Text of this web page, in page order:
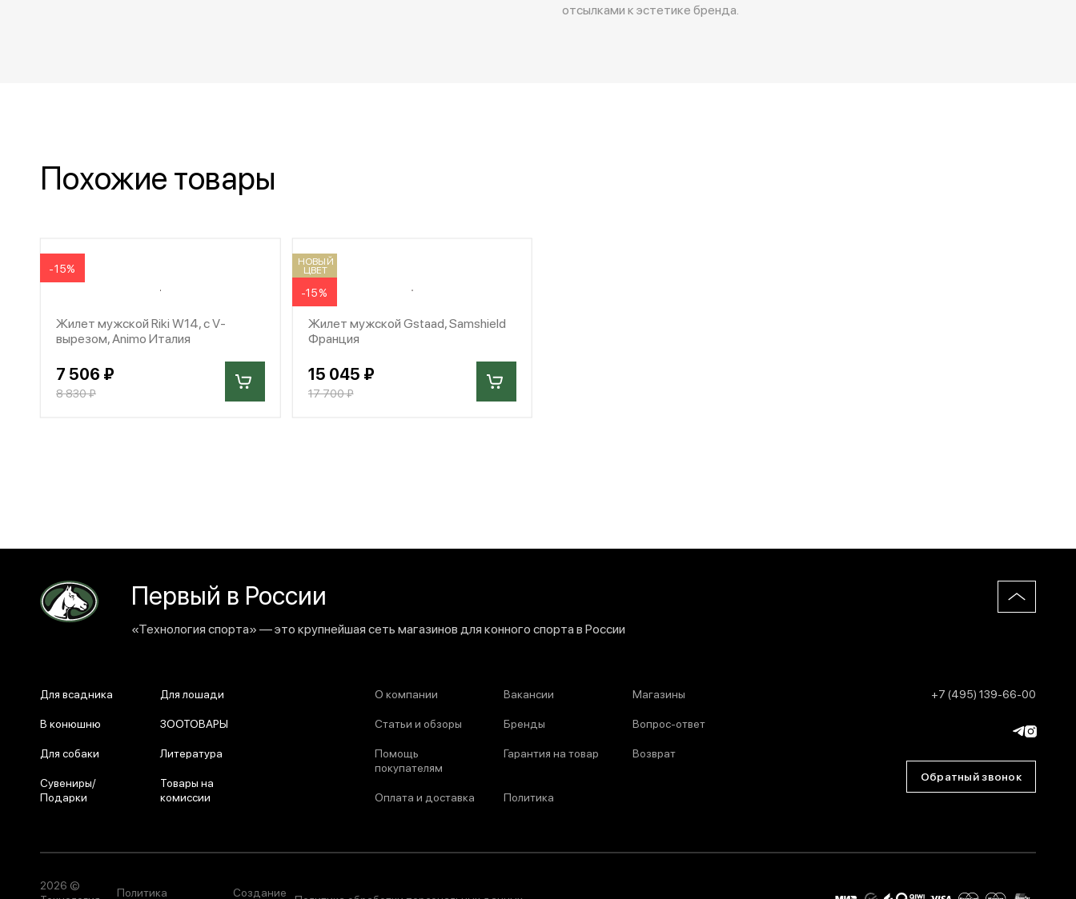
отсылками к эстетике бренда.
Похожие товары
-15%
Жилет мужской Riki W14, с V-
вырезом, Animo Италия
7 506 ₽
8 830 ₽
НОВЫЙ
ЦВЕТ
-15%
Жилет мужской Gstaad, Samshield
Франция
15 045 ₽
17 700 ₽
Первый в России
«Технология спорта» — это крупнейшая сеть магазинов для конного спорта в России
Для всадника Для лошади
В конюшню ЗООТОВАРЫ
Для собаки Литература
Сувениры/
Подарки
Товары на
комиссии
О компании Вакансии Магазины
Статьи и обзоры Бренды Вопрос-ответ
Помощь
покупателям
Гарантия на товар Возврат
Оплата и доставка Политика
+7 (495) 139-66-00
Обратный звонок
2026 ©
Политика Создание